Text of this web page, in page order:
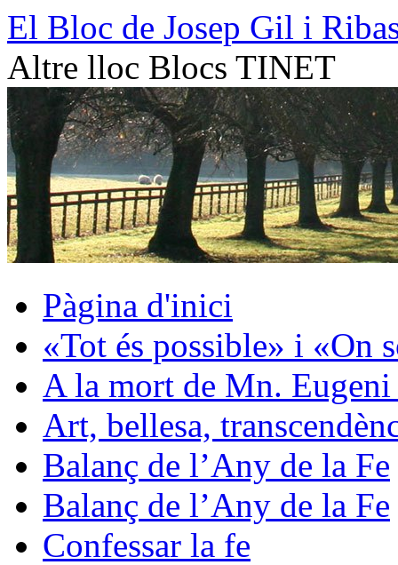
Vés
al
contingut
El Bloc de Josep Gil i
Altre lloc Blocs TINET
Pàgina d'inici
«Tot és possible» i «On
A la mort de Mn. Eugeni
Art, bellesa,
Balanç de l’Any de la Fe
Balanç de l’Any de la Fe
Confessar la fe